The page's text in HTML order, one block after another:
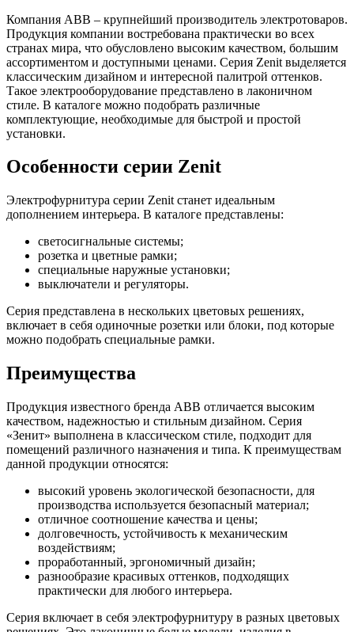
Компания АВВ – крупнейший производитель электротоваров.
Продукция компании востребована практически во всех
странах мира, что обусловлено высоким качеством, большим
ассортиментом и доступными ценами. Серия Zenit выделяется
классическим дизайном и интересной палитрой оттенков.
Такое электрооборудование представлено в лаконичном
стиле. В каталоге можно подобрать различные
комплектующие, необходимые для быстрой и простой
установки.
Особенности серии Zenit
Электрофурнитура серии Zenit станет идеальным
дополнением интерьера. В каталоге представлены:
светосигнальные системы;
розетка и цветные рамки;
специальные наружные установки;
выключатели и регуляторы.
Серия представлена в нескольких цветовых решениях,
включает в себя одиночные розетки или блоки, под которые
можно подобрать специальные рамки.
Преимущества
Продукция известного бренда АВВ отличается высоким
качеством, надежностью и стильным дизайном. Серия
«Зенит» выполнена в классическом стиле, подходит для
помещений различного назначения и типа. К преимуществам
данной продукции относятся:
высокий уровень экологической безопасности, для
производства используется безопасный материал;
отличное соотношение качества и цены;
долговечность, устойчивость к механическим
воздействиям;
проработанный, эргономичный дизайн;
разнообразие красивых оттенков, подходящих
практически для любого интерьера.
Серия включает в себя электрофурнитуру в разных цветовых